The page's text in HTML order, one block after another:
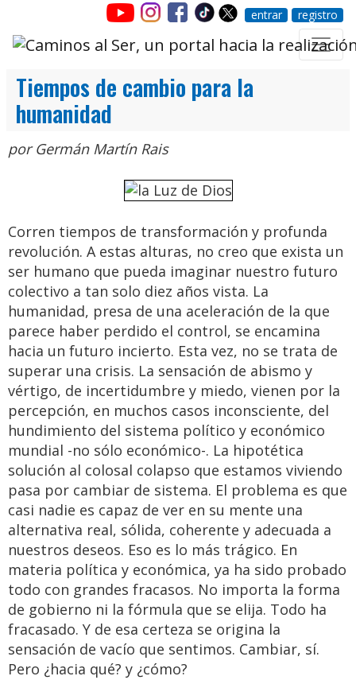
entrar registro
Tiempos de cambio para la
humanidad
por Germán Martín Rais
Corren tiempos de transformación y profunda
revolución. A estas alturas, no creo que exista un
ser humano que pueda imaginar nuestro futuro
colectivo a tan solo diez años vista. La
humanidad, presa de una aceleración de la que
parece haber perdido el control, se encamina
hacia un futuro incierto. Esta vez, no se trata de
superar una crisis. La sensación de abismo y
vértigo, de incertidumbre y miedo, vienen por la
percepción, en muchos casos inconsciente, del
hundimiento del sistema político y económico
mundial -no sólo económico-. La hipotética
solución al colosal colapso que estamos viviendo
pasa por cambiar de sistema. El problema es que
casi nadie es capaz de ver en su mente una
alternativa real, sólida, coherente y adecuada a
nuestros deseos. Eso es lo más trágico. En
materia política y económica, ya ha sido probado
todo con grandes fracasos. No importa la forma
de gobierno ni la fórmula que se elija. Todo ha
fracasado. Y de esa certeza se origina la
sensación de vacío que sentimos. Cambiar, sí.
Pero ¿hacia qué? y ¿cómo?